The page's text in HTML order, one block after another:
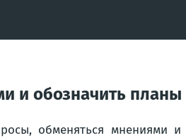
и обозначить планы
обменяться мнениями